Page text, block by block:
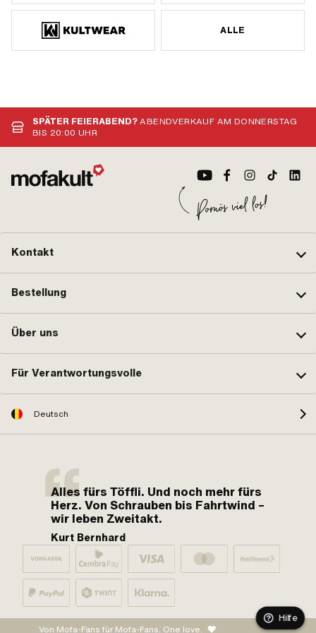
ALLE
SPÄTER FEIERABEND?ABENDVERKAUF AM DONNERSTAG
BIS 20:00 UHR
Kontakt
Bestellung
Über uns
Für Verantwortungsvolle
Deutsch
Alles fürs Töffli. Und noch mehr fürs
Herz. Von Schrauben bis Fahrtwind –
wir leben Zweitakt.
Kurt Bernhard
Von Mofa-Fans für Mofa-Fans. One love.
Hilfe